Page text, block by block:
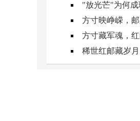
"放光芒"为何成
方寸映峥嵘，
方寸藏军魂，
稀世红邮藏岁